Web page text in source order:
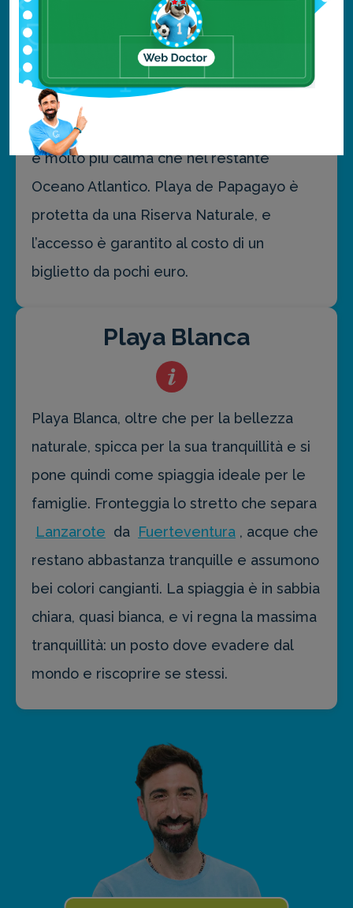
Si tratta infatti di una spiaggia in sabbia
dorata racchiusa dalla cornice scura delle
rocce laviche tipiche di
contrasto, l’acqua assume toni che
oscillano tra il blu e il verde smeraldo, ed
è molto più calma che nel restante
Oceano Atlantico. Playa de Papagayo è
protetta da una Riserva Naturale, e
l’accesso è garantito al costo di un
biglietto da pochi euro.
Playa Blanca
Playa Blanca, oltre che per la bellezza
naturale, spicca per la sua tranquillità e si
pone quindi come spiaggia ideale per le
famiglie. Fronteggia lo stretto che separa
Lanzarote da Fuerteventura , acque che
restano abbastanza tranquille e assumono
bei colori cangianti. La spiaggia è in sabbia
chiara, quasi bianca, e vi regna la massima
tranquillità: un posto dove evadere dal
mondo e riscoprire se stessi.